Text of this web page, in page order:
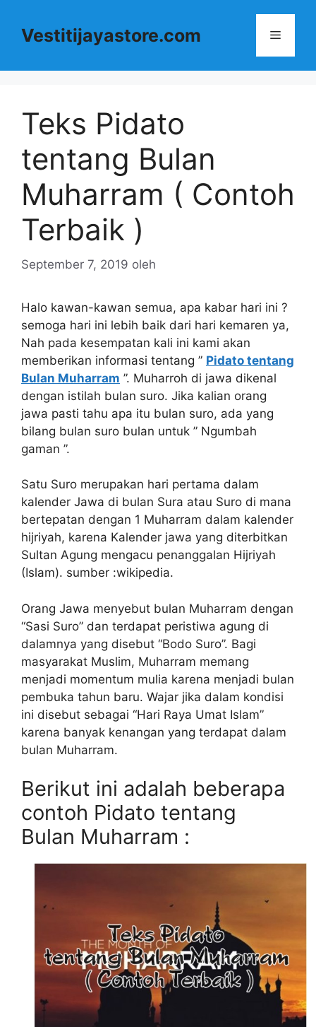
Vestitijayastore.com Menu
Teks Pidato
tentang Bulan
Muharram ( Contoh
Terbaik )
September 7, 2019 oleh
Halo kawan-kawan semua, apa kabar hari ini ?
semoga hari ini lebih baik dari hari kemaren ya,
Nah pada kesempatan kali ini kami akan
memberikan informasi tentang ” Pidato tentang
Bulan Muharram ”. Muharroh di jawa dikenal
dengan istilah bulan suro. Jika kalian orang
jawa pasti tahu apa itu bulan suro, ada yang
bilang bulan suro bulan untuk ” Ngumbah
gaman ”.
Satu Suro merupakan hari pertama dalam
kalender Jawa di bulan Sura atau Suro di mana
bertepatan dengan 1 Muharram dalam kalender
hijriyah, karena Kalender jawa yang diterbitkan
Sultan Agung mengacu penanggalan Hijriyah
(Islam). sumber :wikipedia.
Orang Jawa menyebut bulan Muharram dengan
“Sasi Suro” dan terdapat peristiwa agung di
dalamnya yang disebut “Bodo Suro”. Bagi
masyarakat Muslim, Muharram memang
menjadi momentum mulia karena menjadi bulan
pembuka tahun baru. Wajar jika dalam kondisi
ini disebut sebagai “Hari Raya Umat Islam”
karena banyak kenangan yang terdapat dalam
bulan Muharram.
Berikut ini adalah beberapa
contoh Pidato tentang
Bulan Muharram :